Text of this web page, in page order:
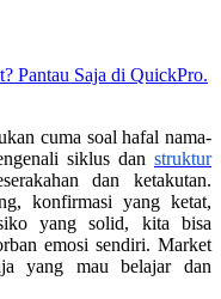
Pantau Saja di QuickPro.
cuma soal hafal nama-
siklus dan struktur
dan ketakutan.
konfirmasi yang ketat,
yang solid, kita bisa
emosi sendiri. Market
yang mau belajar dan